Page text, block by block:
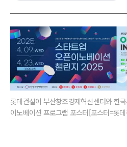
롯데건설이 부산창조경제혁신센터와 한
이노베이션 프로그램 포스터[포스터=롯